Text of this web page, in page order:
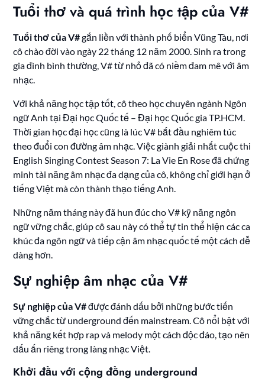
Tuổi thơ và quá trình học tập của V#
Tuổi thơ của V#gắn liền với thành phố biển Vũng Tàu, nơi
cô chào đời vào ngày 22 tháng 12 năm 2000. Sinh ra trong
gia đình bình thường, V# từ nhỏ đã có niềm đam mê với âm
nhạc.
Với khả năng học tập tốt, cô theo học chuyên ngành Ngôn
ngữ Anh tại Đại học Quốc tế – Đại học Quốc gia TP.HCM.
Thời gian học đại học cũng là lúc V# bắt đầu nghiêm túc
theo đuổi con đường âm nhạc. Việc giành giải nhất cuộc thi
English Singing Contest Season 7: La Vie En Rose đã chứng
minh tài năng âm nhạc đa dạng của cô, không chỉ giới hạn ở
tiếng Việt mà còn thành thạo tiếng Anh.
Những năm tháng này đã hun đúc cho V# kỹ năng ngôn
ngữ vững chắc, giúp cô sau này có thể tự tin thể hiện các ca
khúc đa ngôn ngữ và tiếp cận âm nhạc quốc tế một cách dễ
dàng hơn.
Sự nghiệp âm nhạc của V#
Sự nghiệp của V#được đánh dấu bởi những bước tiến
vững chắc từ underground đến mainstream. Cô nổi bật với
khả năng kết hợp rap và melody một cách độc đáo, tạo nên
dấu ấn riêng trong làng nhạc Việt.
Khởi đầu với cộng đồng underground